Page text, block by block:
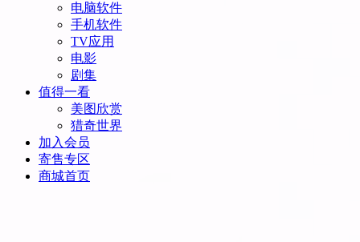
电脑软件
手机软件
TV应用
电影
剧集
值得一看
美图欣赏
猎奇世界
加入会员
寄售专区
商城首页